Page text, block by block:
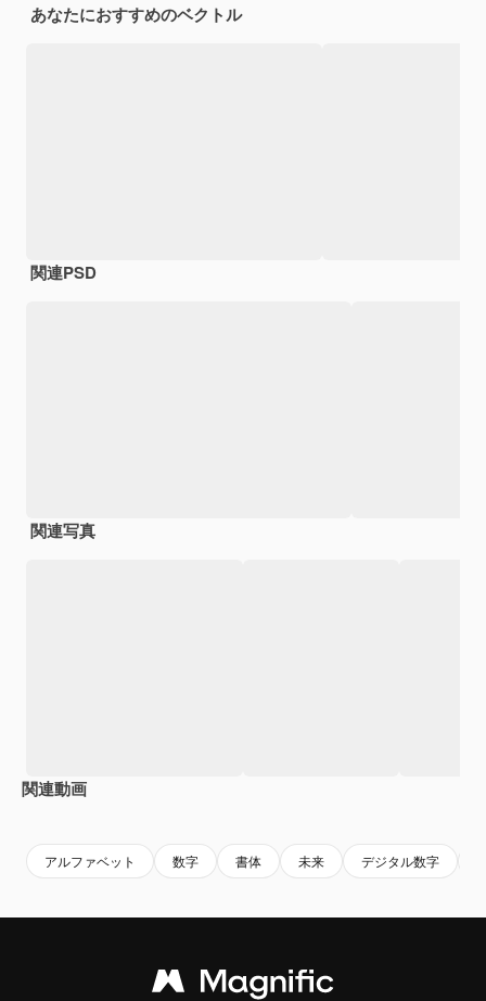
あなたにおすすめのベクトル
関連PSD
関連写真
関連動画
アルファベット 数字 書体 未来 デジタル数字